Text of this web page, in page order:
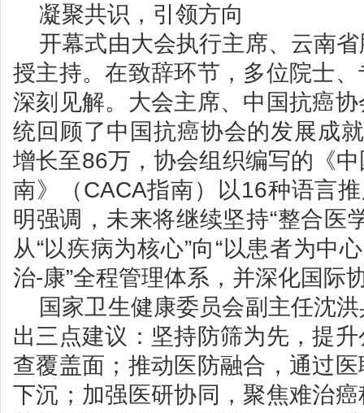
凝聚共识，引领方向
开幕式由大会执行主席、云南
授主持。在致辞环节，多位院士
深刻见解。大会主席、中国抗癌
统回顾了中国抗癌协会的发展成
增长至86万，协会组织编写的《
南》（CACA指南）以16种语言
明强调，未来将继续坚持“整合医
从“以疾病为核心”向“以患者为中
治-康”全程管理体系，并深化国际
国家卫生健康委员会副主任沈
出三点建议：坚持防筛为先，提
查覆盖面；推动医防融合，通过
下沉；加强医研协同，聚焦难治